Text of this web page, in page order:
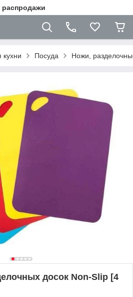
распродажи
кухни Посуда Ножи,
досок Non-Slip [4